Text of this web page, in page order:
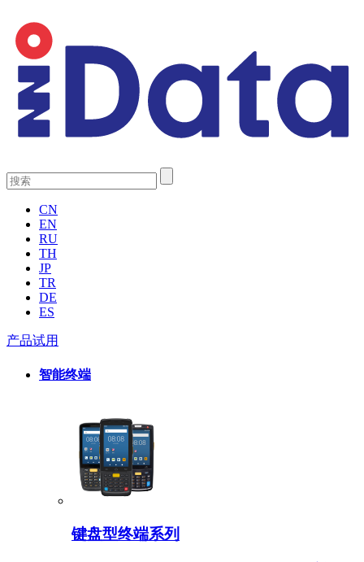
CN
EN
RU
TH
JP
TR
DE
ES
产品试用
智能终端
键盘型终端系列